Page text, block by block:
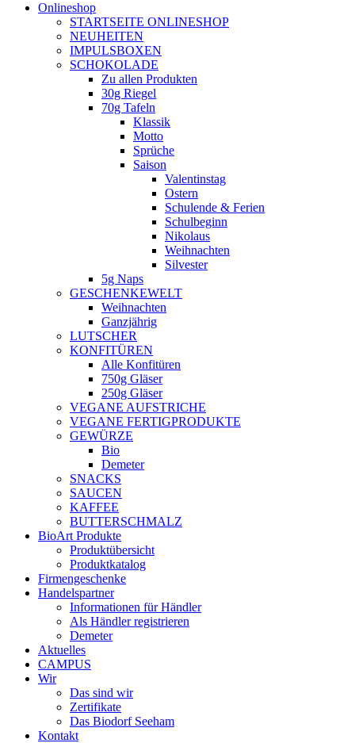
Onlineshop
STARTSEITE ONLINESHOP
NEUHEITEN
IMPULSBOXEN
SCHOKOLADE
Zu allen Produkten
30g Riegel
70g Tafeln
Klassik
Motto
Sprüche
Saison
Valentinstag
Ostern
Schulende & Ferien
Schulbeginn
Nikolaus
Weihnachten
Silvester
5g Naps
GESCHENKEWELT
Weihnachten
Ganzjährig
LUTSCHER
KONFITÜREN
Alle Konfitüren
750g Gläser
250g Gläser
VEGANE AUFSTRICHE
VEGANE FERTIGPRODUKTE
GEWÜRZE
Bio
Demeter
SNACKS
SAUCEN
KAFFEE
BUTTERSCHMALZ
BioArt Produkte
Produktübersicht
Produktkatalog
Firmengeschenke
Handelspartner
Informationen für Händler
Als Händler registrieren
Demeter
Aktuelles
CAMPUS
Wir
Das sind wir
Zertifikate
Das Biodorf Seeham
Kontakt